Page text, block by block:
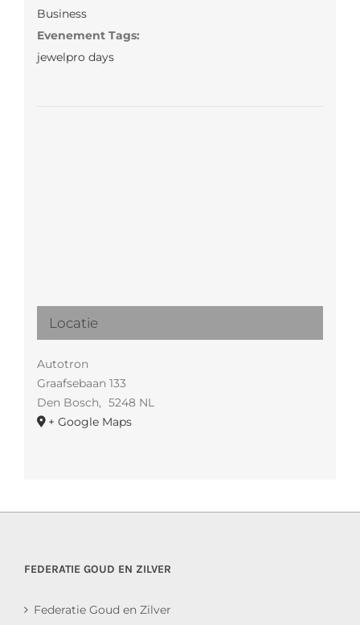
Business
Evenement Tags:
jewelpro days
Locatie
Autotron
Graafsebaan 133
Den Bosch, 5248 NL
+ Google Maps
FEDERATIE GOUD EN ZILVER
Federatie Goud en Zilver